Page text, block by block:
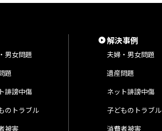
男女問題
題
誹謗中傷
のトラブル
被害
解決事例
夫婦・男女問題
遺産問題
ネット誹謗中傷
子どものトラブル
消費者被害